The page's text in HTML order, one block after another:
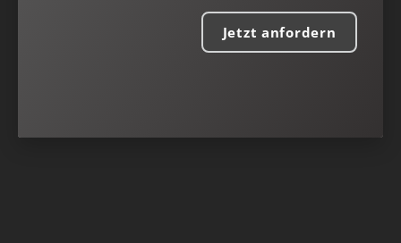
Jetzt anfordern